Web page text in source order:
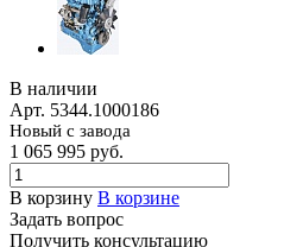
В наличии
Арт. 5344.1000186
Новый с завода
1 065 995 руб.
В корзину В корзине
Задать вопрос
Получить консультацию